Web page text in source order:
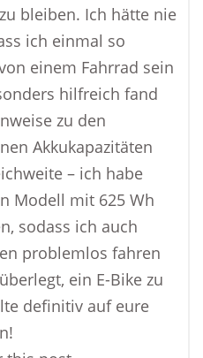
bleiben. Ich hätte nie
ich einmal so
einem Fahrrad sein
hilfreich fand
zu den
Akkukapazitäten
– ich habe
Modell mit 625 Wh
sodass ich auch
problemlos fahren
ein E-Bike zu
definitiv auf eure